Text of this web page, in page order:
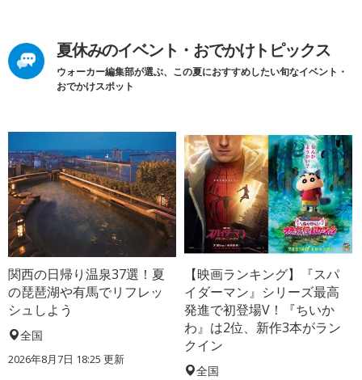
夏休みのイベント・おでかけトピックス
ウォーカー編集部が選ぶ、この夏におすすめしたい旬なイベント・
おでかけスポット
関西の日帰り温泉37選！夏
の琵琶湖や有馬でリフレッ
シュしよう
全国
2026年8月7日 18:25 更新
【映画ランキング】『スパ
イダーマン』シリーズ最高
発進で初登場V！『ちいか
わ』は2位、新作3本がラン
クイン
全国